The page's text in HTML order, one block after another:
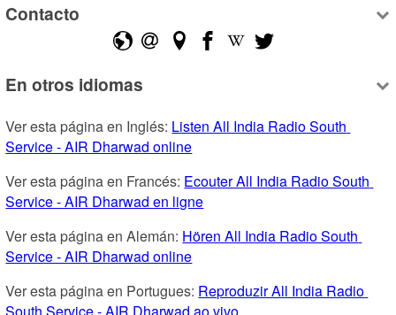
Contacto
En otros idiomas
Ver esta página en Inglés: Listen All India Radio South
Service - AIR Dharwad online
Ver esta página en Francés: Ecouter All India Radio South
Service - AIR Dharwad en ligne
Ver esta página en Alemán: Hören All India Radio South
Service - AIR Dharwad online
Ver esta página en Portugues: Reproduzir All India Radio
South Service - AIR Dharwad ao vivo